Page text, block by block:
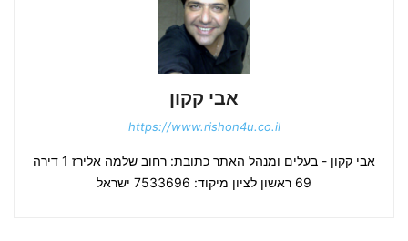
אבי קקון
https://www.rishon4u.co.il
אבי קקון - בעלים ומנהל האתר כתובת: רחוב שלמה אלירז 1 דירה
69 ראשון לציון מיקוד: 7533696 ישראל